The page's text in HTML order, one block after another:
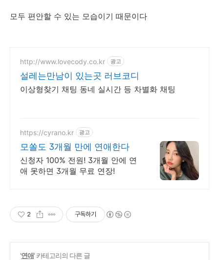
모두 편안할 수 있는 모습이기 때문이다
http://www.lovecody.co.kr 광고
설레는만남이 있는곳 러브코디
이상형찾기 채팅 동네 실시간 등 차별화 채팅
https://cyrano.kr 광고
모쏠도 3개월 만에 연애한다
신청자 100% 전원! 3개월 안에 연
애 못하면 3개월 무료 연장!
2 구독하기
'연애' 카테고리의 다른 글